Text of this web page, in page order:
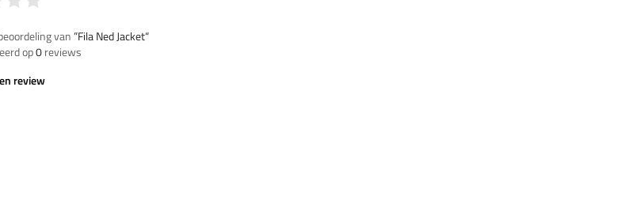
van”Fila Ned Jacket“
op0reviews
review